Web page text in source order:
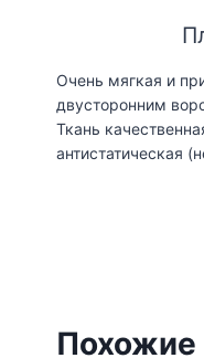
Очень мягкая и
двусторонним
Ткань
антистатическая
Похожие